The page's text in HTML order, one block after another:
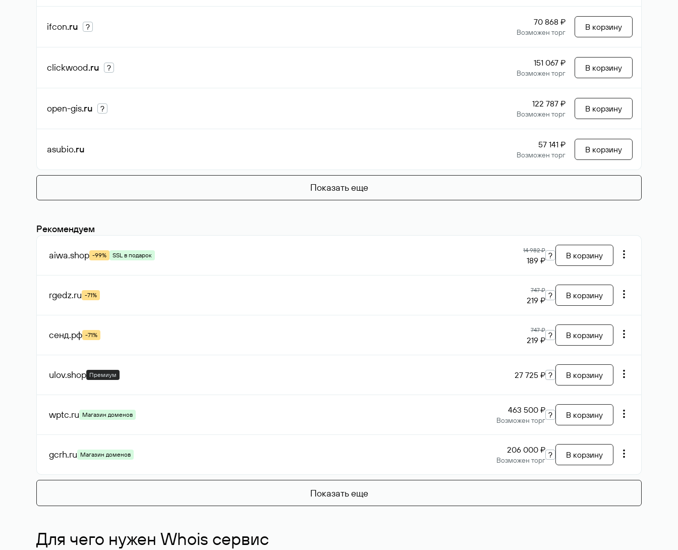
ifcon.ru ? 70 868 ₽
Возможен торг
В корзину
clickwood.ru ? 151 067 ₽
Возможен торг
В корзину
open-gis.ru ? 122 787 ₽
Возможен торг
В корзину
asubio.ru 57 141 ₽
Возможен торг
В корзину
Показать еще
Рекомендуем
aiwa.shop -99% SSL в подарок
14 982 ₽
189 ₽ ? В корзину
rgedz.ru -71%
747 ₽
219 ₽ ? В корзину
сенд.рф -71%
747 ₽
219 ₽ ? В корзину
ulov.shop Премиум 27 725 ₽ ? В корзину
wptc.ru Магазин доменов 463 500 ₽
Возможен торг
? В корзину
gcrh.ru Магазин доменов 206 000 ₽
Возможен торг
? В корзину
Показать еще
Для чего нужен Whois сервис